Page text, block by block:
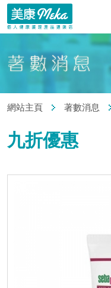
網站主頁 著數消息
九折優惠